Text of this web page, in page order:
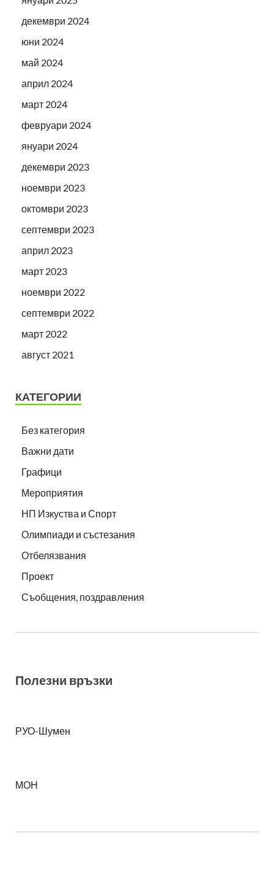
декември 2024
юни 2024
май 2024
април 2024
март 2024
февруари 2024
януари 2024
декември 2023
ноември 2023
октомври 2023
септември 2023
април 2023
март 2023
ноември 2022
септември 2022
март 2022
август 2021
КАТЕГОРИИ
Без категория
Важни дати
Графици
Мероприятия
НП Изкуства и Спорт
Олимпиади и състезания
Отбелязвания
Проект
Съобщения, поздравления
Полезни връзки
РУО-Шумен
МОН